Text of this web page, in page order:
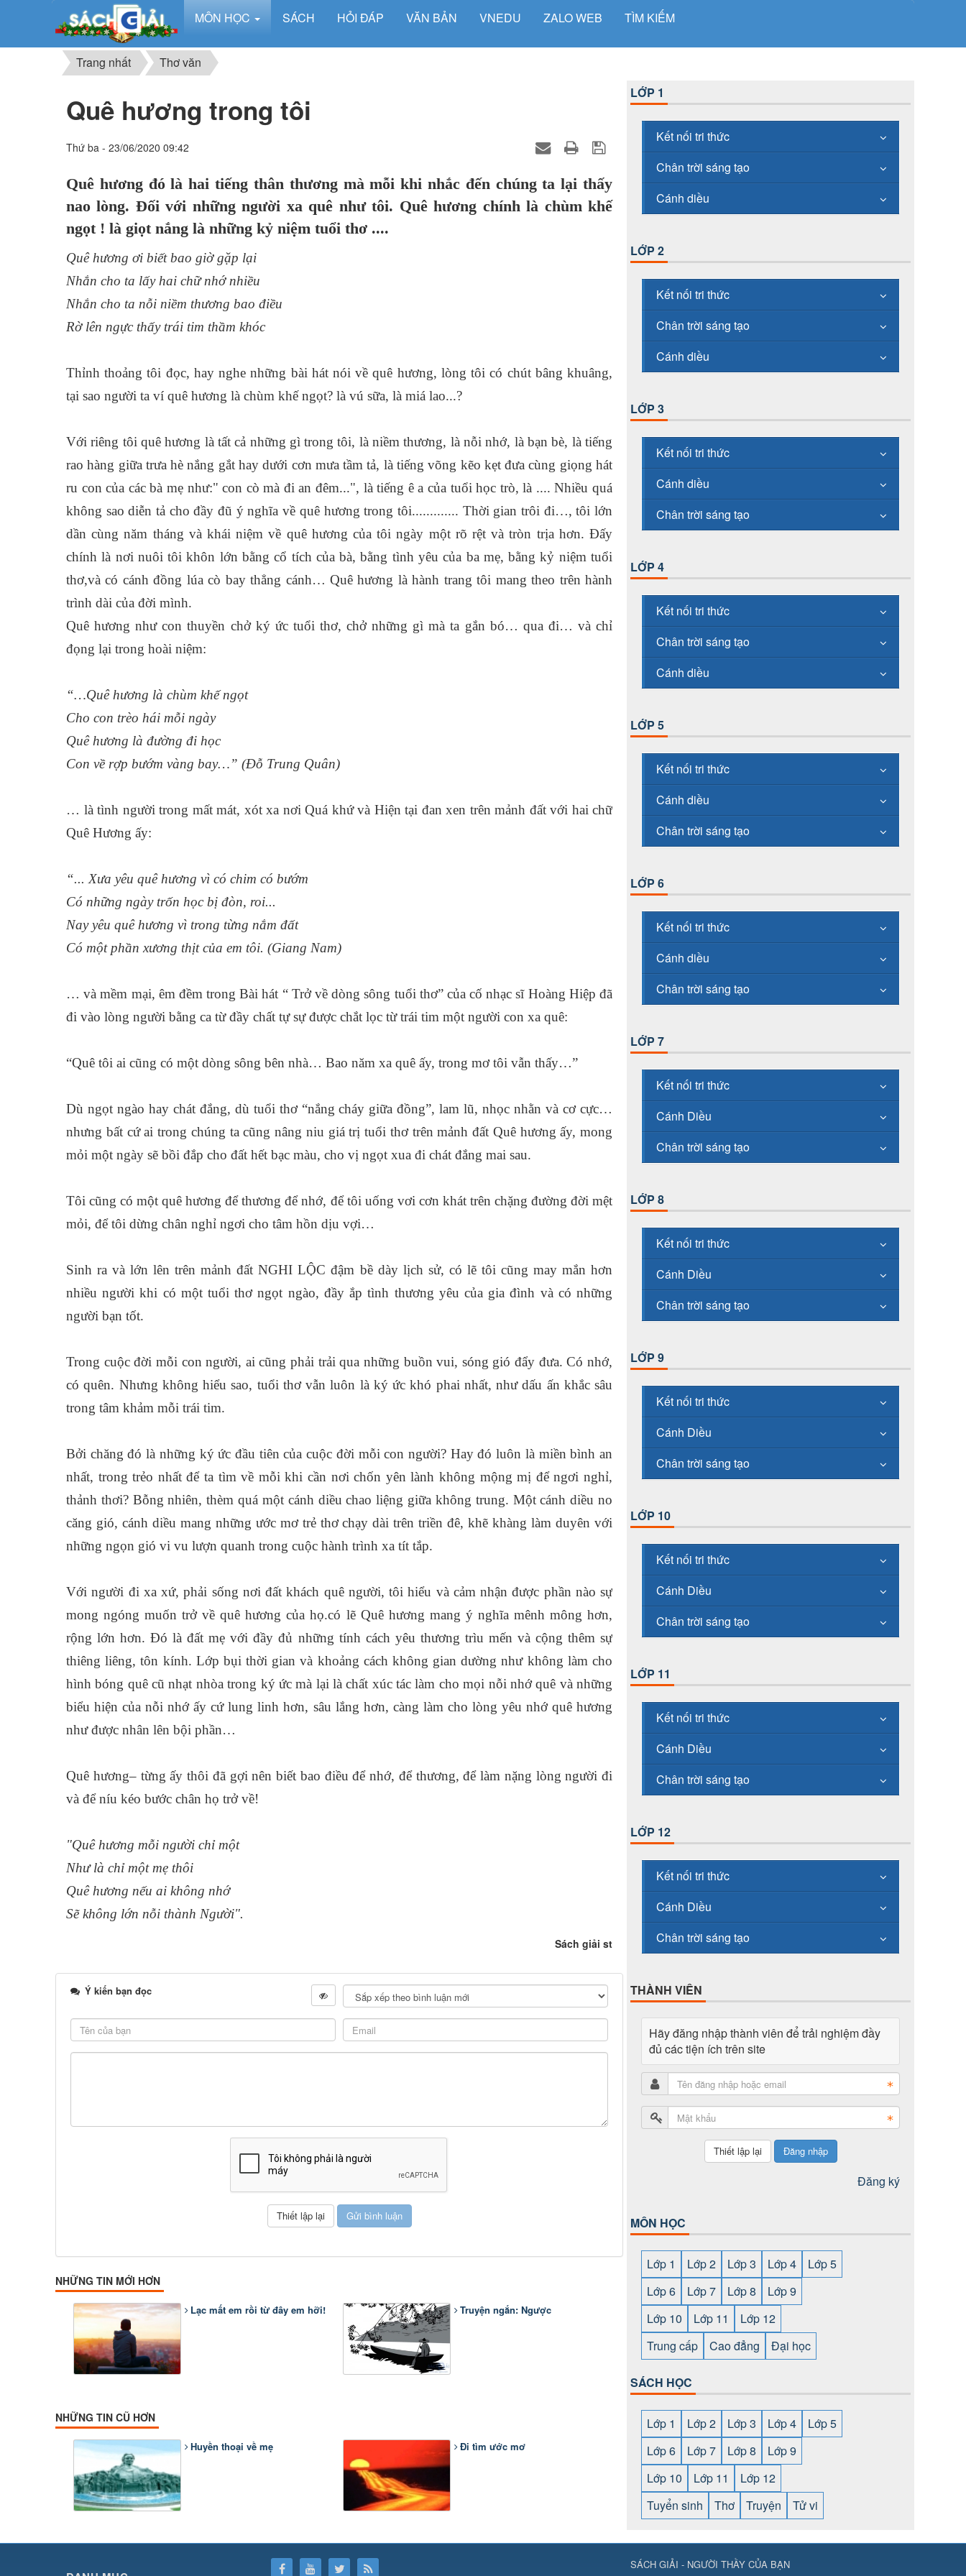
MÔN HỌC SÁCH HỎI ĐÁP VĂN BẢN VNEDU ZALO WEB TÌM KIẾM
Trang nhất Thơ văn
Quê hương trong tôi
Thứ ba - 23/06/2020 09:42
Quê hương đó là hai tiếng thân thương mà mỗi khi nhắc đến chúng ta lại thấy
nao lòng. Đối với những người xa quê như tôi. Quê hương chính là chùm khế
ngọt ! là giọt nắng là những kỷ niệm tuổi thơ ....
Quê hương ơi biết bao giờ gặp lại
Nhắn cho ta lấy hai chữ nhớ nhiều
Nhắn cho ta nỗi niềm thương bao điều
Rờ lên ngực thấy trái tim thầm khóc
Thỉnh thoảng tôi đọc, hay nghe những bài hát nói về quê hương, lòng tôi có chút bâng khuâng,
tại sao người ta ví quê hương là chùm khế ngọt? là vú sữa, là miá lao...?
Với riêng tôi quê hương là tất cả những gì trong tôi, là niềm thương, là nỗi nhớ, là bạn bè, là tiếng
rao hàng giữa trưa hè nắng gắt hay dưới cơn mưa tầm tả, là tiếng võng kẽo kẹt đưa cùng giọng hát
ru con của các bà mẹ như:" con cò mà đi an đêm...", là tiếng ê a của tuổi học trò, là .... Nhiều quá
không sao diễn tả cho đầy đũ ý nghĩa về quê hương trong tôi............. Thời gian trôi đi…, tôi lớn
dần cùng năm tháng và khái niệm về quê hương của tôi ngày một rõ rệt và tròn trịa hơn. Đấy
chính là nơi nuôi tôi khôn lớn bằng cổ tích của bà, bằng tình yêu của ba mẹ, bằng kỷ niệm tuổi
thơ,và có cánh đồng lúa cò bay thẳng cánh… Quê hương là hành trang tôi mang theo trên hành
trình dài của đời mình.
Quê hương như con thuyền chở ký ức tuổi thơ, chở những gì mà ta gắn bó… qua đi… và chỉ
đọng lại trong hoài niệm:
“…Quê hương là chùm khế ngọt
Cho con trèo hái mỗi ngày
Quê hương là đường đi học
Con về rợp bướm vàng bay…” (Đỗ Trung Quân)
… là tình người trong mất mát, xót xa nơi Quá khứ và Hiện tại đan xen trên mảnh đất với hai chữ
Quê Hương ấy:
“... Xưa yêu quê hương vì có chim có bướm
Có những ngày trốn học bị đòn, roi...
Nay yêu quê hương vì trong từng nắm đất
Có một phần xương thịt của em tôi. (Giang Nam)
… và mềm mại, êm đềm trong Bài hát “ Trở về dòng sông tuổi thơ” của cố nhạc sĩ Hoàng Hiệp đã
đi vào lòng người bằng ca từ đầy chất tự sự được chắt lọc từ trái tim một người con xa quê:
“Quê tôi ai cũng có một dòng sông bên nhà… Bao năm xa quê ấy, trong mơ tôi vẫn thấy…”
Dù ngọt ngào hay chát đắng, dù tuổi thơ “nắng cháy giữa đồng”, lam lũ, nhọc nhằn và cơ cực…
nhưng bất cứ ai trong chúng ta cũng nâng niu giá trị tuổi thơ trên mảnh đất Quê hương ấy, mong
mỏi một ngày sẽ bồi đắp cho đất hết bạc màu, cho vị ngọt xua đi chát đắng mai sau.
Tôi cũng có một quê hương để thương để nhớ, để tôi uống vơi cơn khát trên chặng đường đời mệt
mỏi, để tôi dừng chân nghỉ ngơi cho tâm hồn dịu vợi…
Sinh ra và lớn lên trên mảnh đất NGHI LỘC đậm bề dày lịch sử, có lẽ tôi cũng may mắn hơn
nhiều người khi có một tuổi thơ ngọt ngào, đầy ắp tình thương yêu của gia đình và có những
người bạn tốt.
Trong cuộc đời mỗi con người, ai cũng phải trải qua những buồn vui, sóng gió đẩy đưa. Có nhớ,
có quên. Nhưng không hiểu sao, tuổi thơ vẫn luôn là ký ức khó phai nhất, như dấu ấn khắc sâu
trong tâm khảm mỗi trái tim.
Bởi chăng đó là những ký ức đầu tiên của cuộc đời mỗi con người? Hay đó luôn là miền bình an
nhất, trong trẻo nhất để ta tìm về mỗi khi cần nơi chốn yên lành không mộng mị để ngơi nghỉ,
thảnh thơi? Bỗng nhiên, thèm quá một cánh diều chao liệng giữa không trung. Một cánh diều no
căng gió, cánh diều mang những ước mơ trẻ thơ chạy dài trên triền đê, khẽ khàng làm duyên với
những ngọn gió vi vu lượn quanh trong cuộc hành trình xa tít tắp.
Với người đi xa xứ, phải sống nơi đất khách quê người, tôi hiểu và cảm nhận được phần nào sự
mong ngóng muốn trở về quê hương của họ.có lẽ Quê hương mang ý nghĩa mênh mông hơn,
rộng lớn hơn. Đó là đất mẹ với đầy đủ những tính cách yêu thương trìu mến và cộng thêm sự
thiêng liêng, tôn kính. Lớp bụi thời gian và khoảng cách không gian dường như không làm cho
hình bóng quê cũ nhạt nhòa trong ký ức mà lại là chất xúc tác làm cho mọi nỗi nhớ quê và những
biểu hiện của nỗi nhớ ấy cứ lung linh hơn, sâu lắng hơn, càng làm cho lòng yêu nhớ quê hương
như được nhân lên bội phần…
Quê hương– từng ấy thôi đã gợi nên biết bao điều để nhớ, để thương, để làm nặng lòng người đi
và để níu kéo bước chân họ trở về!
"Quê hương mỗi người chỉ một
Như là chỉ một mẹ thôi
Quê hương nếu ai không nhớ
Sẽ không lớn nỗi thành Người".
Sách giải st
Ý kiến bạn đọc
NHỮNG TIN MỚI HƠN
Lạc mất em rồi từ đây em hỡi! Truyện ngắn: Ngược
NHỮNG TIN CŨ HƠN
Huyền thoại về mẹ Đi tìm ước mơ
LỚP 1
Kết nối tri thức
Chân trời sáng tạo
Cánh diều
LỚP 2
Kết nối tri thức
Chân trời sáng tạo
Cánh diều
LỚP 3
Kết nối tri thức
Cánh diều
Chân trời sáng tạo
LỚP 4
Kết nối tri thức
Chân trời sáng tạo
Cánh diều
LỚP 5
Kết nối tri thức
Cánh diều
Chân trời sáng tạo
LỚP 6
Kết nối tri thức
Cánh diều
Chân trời sáng tạo
LỚP 7
Kết nối tri thức
Cánh Diều
Chân trời sáng tạo
LỚP 8
Kết nối tri thức
Cánh Diều
Chân trời sáng tạo
LỚP 9
Kết nối tri thức
Cánh Diều
Chân trời sáng tạo
LỚP 10
Kết nối tri thức
Cánh Diều
Chân trời sáng tạo
LỚP 11
Kết nối tri thức
Cánh Diều
Chân trời sáng tạo
LỚP 12
Kết nối tri thức
Cánh Diều
Chân trời sáng tạo
THÀNH VIÊN
Hãy đăng nhập thành viên để trải nghiệm đầy
đủ các tiện ích trên site
Đăng nhập
Đăng ký
MÔN HỌC
Lớp 1 Lớp 2 Lớp 3 Lớp 4
Lớp 5
Lớp 6
Lớp 7 Lớp 8
Lớp 9
Lớp 10
Lớp 11
Lớp 12
Trung cấp
Cao đẳng Đại học
SÁCH HỌC
Lớp 1 Lớp 2 Lớp 3 Lớp 4
Lớp 5
Lớp 6
Lớp 7 Lớp 8
Lớp 9
Lớp 10
Lớp 11
Lớp 12
Tuyển sinh
Thơ Truyện Tử vi
https://fun88.social/ ⇔ https://uk88.rocks https://789club24.com/ ⇔ https://bomwin.tech/
SÁCH GIẢI - NGƯỜI THẦY CỦA BẠN